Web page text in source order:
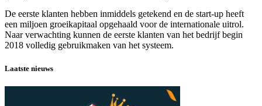
De eerste klanten hebben inmiddels getekend en de start-up heeft
een miljoen groeikapitaal opgehaald voor de internationale uitrol.
Naar verwachting kunnen de eerste klanten van het bedrijf begin
2018 volledig gebruikmaken van het systeem.
Laatste nieuws